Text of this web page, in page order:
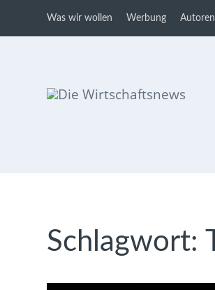
Was wir wollen Werbung Autoren
Schlagwort: